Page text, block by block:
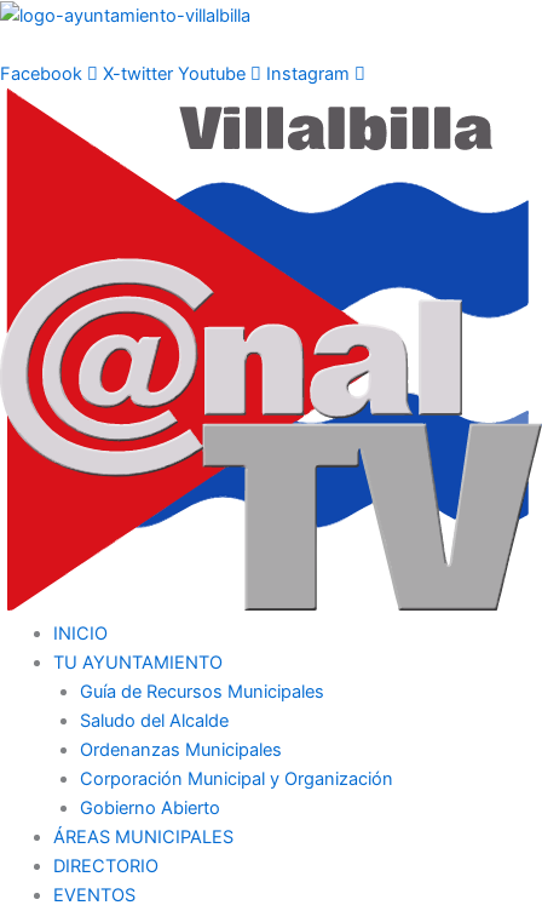
Ir
contenido
Facebook X-twitter Youtube Instagram
INICIO
TU AYUNTAMIENTO
Guía de Recursos Municipales
Saludo del Alcalde
Ordenanzas Municipales
Corporación Municipal y Organización
Gobierno Abierto
ÁREAS MUNICIPALES
DIRECTORIO
EVENTOS